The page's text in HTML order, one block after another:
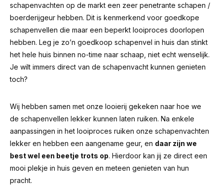
schapenvachten op de markt een zeer penetrante schapen /
boerderijgeur hebben. Dit is kenmerkend voor goedkope
schapenvellen die maar een beperkt looiproces doorlopen
hebben. Leg je zo’n goedkoop schapenvel in huis dan stinkt
het hele huis binnen no-time naar schaap, niet echt wenselijk.
Je wilt immers direct van de schapenvacht kunnen genieten
toch?
Wij hebben samen met onze looierij gekeken naar hoe we
de schapenvellen lekker kunnen laten ruiken. Na enkele
aanpassingen in het looiproces ruiken onze schapenvachten
lekker en hebben een aangename geur, en daar zijn we
best wel een beetje trots op. Hierdoor kan jij ze direct een
mooi plekje in huis geven en meteen genieten van hun
pracht.